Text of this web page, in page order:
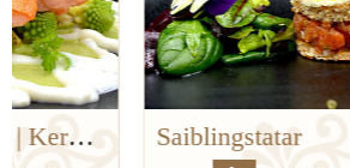
Saiblingstatar